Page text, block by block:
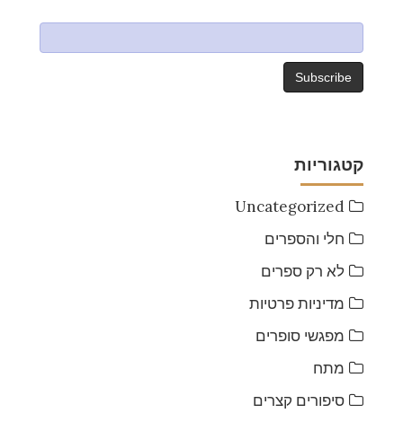
קטגוריות
Uncategorized
חלי והספרים
לא רק ספרים
מדיניות פרטיות
מפגשי סופרים
מתח
סיפורים קצרים